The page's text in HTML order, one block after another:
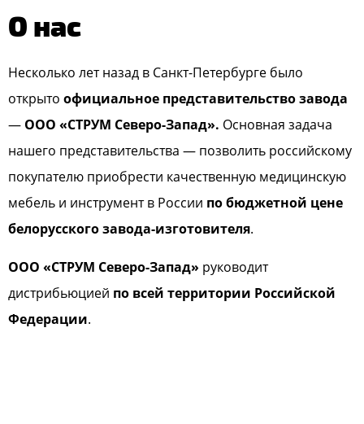
О нас
Несколько лет назад в Санкт-Петербурге было
открыто официальное представительство завода
— ООО «СТРУМ Северо-Запад». Основная задача
нашего представительства — позволить российскому
покупателю приобрести качественную медицинскую
мебель и инструмент в России по бюджетной цене
белорусского завода-изготовителя.
ООО «СТРУМ Северо-Запад» руководит
дистрибьюцией по всей территории Российской
Федерации.